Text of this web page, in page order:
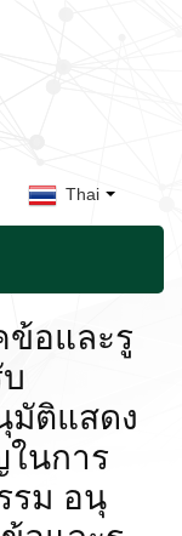
Thai
ข้อและรู
มัติแสดง
นการ
รม อนุ